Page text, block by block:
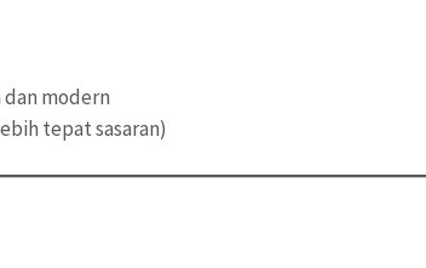
modern
tepat sasaran)